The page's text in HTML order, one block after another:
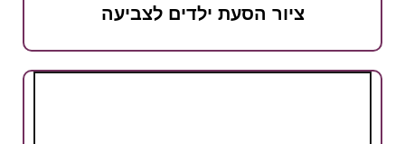
ציור הסעת ילדים לצביעה